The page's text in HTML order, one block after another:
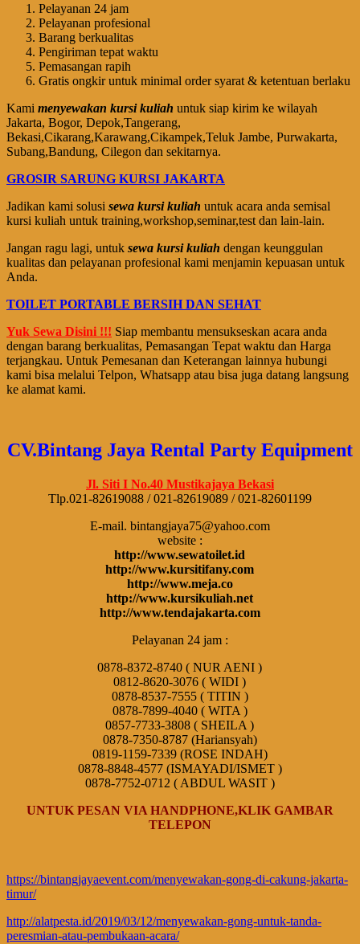
Pelayanan 24 jam
Pelayanan profesional
Barang berkualitas
Pengiriman tepat waktu
Pemasangan rapih
Gratis ongkir untuk minimal order syarat & ketentuan berlaku
Kami menyewakan kursi kuliah untuk siap kirim ke wilayah
Jakarta, Bogor, Depok,Tangerang,
Bekasi,Cikarang,Karawang,Cikampek,Teluk Jambe, Purwakarta,
Subang,Bandung, Cilegon dan sekitarnya.
GROSIR SARUNG KURSI JAKARTA
Jadikan kami solusi sewa kursi kuliah untuk acara anda semisal
kursi kuliah untuk training,workshop,seminar,test dan lain-lain.
Jangan ragu lagi, untuk sewa kursi kuliah dengan keunggulan
kualitas dan pelayanan profesional kami menjamin kepuasan untuk
Anda.
TOILET PORTABLE BERSIH DAN SEHAT
Yuk Sewa Disini !!! Siap membantu mensukseskan acara anda
dengan barang berkualitas, Pemasangan Tepat waktu dan Harga
terjangkau. Untuk Pemesanan dan Keterangan lainnya hubungi
kami bisa melalui Telpon, Whatsapp atau bisa juga datang langsung
ke alamat kami.
CV.Bintang Jaya Rental Party Equipment
Jl. Siti I No.40 Mustikajaya Bekasi
Tlp.021-82619088 / 021-82619089 / 021-82601199
E-mail. bintangjaya75@yahoo.com
website :
http://www.sewatoilet.id
http://www.kursitifany.com
http://www.meja.co
http://www.kursikuliah.net
http://www.tendajakarta.com
Pelayanan 24 jam :
0878-8372-8740 ( NUR AENI )
0812-8620-3076 ( WIDI )
0878-8537-7555 ( TITIN )
0878-7899-4040 ( WITA )
0857-7733-3808 ( SHEILA )
0878-7350-8787 (Hariansyah)
0819-1159-7339 (ROSE INDAH)
0878-8848-4577 (ISMAYADI/ISMET )
0878-7752-0712 ( ABDUL WASIT )
UNTUK PESAN VIA HANDPHONE,KLIK GAMBAR
TELEPON
https://bintangjayaevent.com/menyewakan-gong-di-cakung-jakarta-
timur/
http://alatpesta.id/2019/03/12/menyewakan-gong-untuk-tanda-
peresmian-atau-pembukaan-acara/